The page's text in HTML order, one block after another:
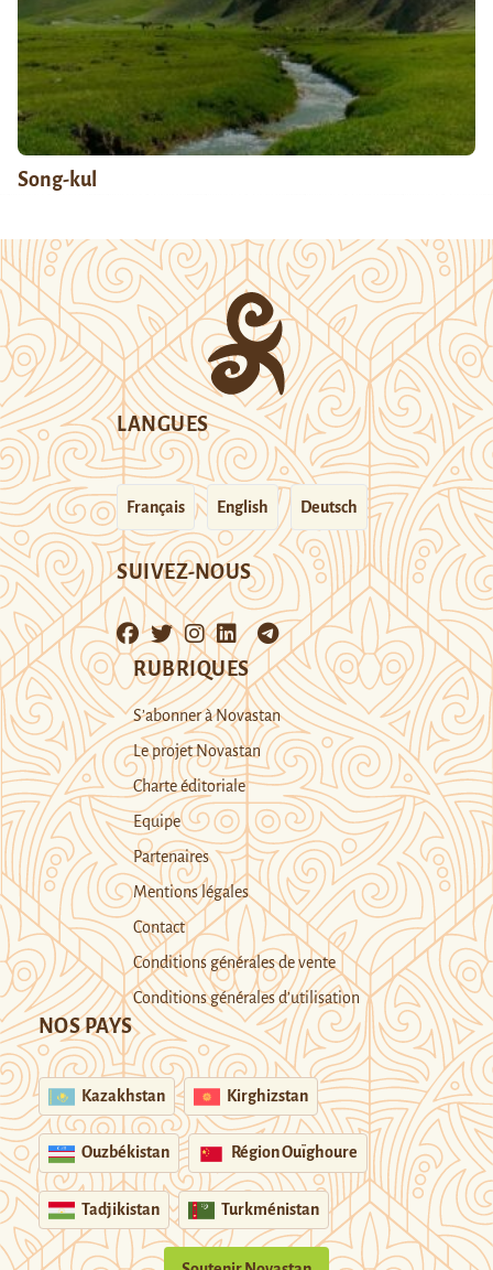
Song-kul
LANGUES
Français English Deutsch
SUIVEZ-NOUS
RUBRIQUES
S’abonner à Novastan
Le projet Novastan
Charte éditoriale
Equipe
Partenaires
Mentions légales
Contact
Conditions générales de vente
Conditions générales d’utilisation
NOS PAYS
Kazakhstan Kirghizstan
Ouzbékistan Région Ouïghoure
Tadjikistan Turkménistan